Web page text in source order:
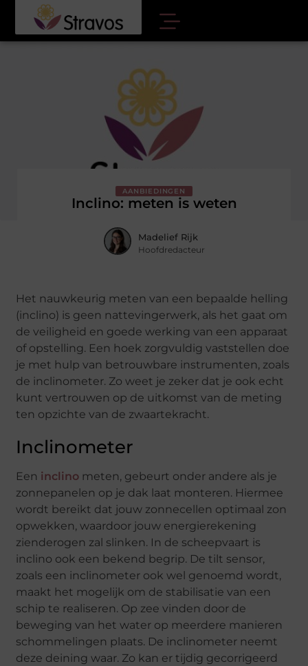
AANBIEDINGEN
Inclino: meten is weten
Madelief Rijk
Hoofdredacteur
Het nauwkeurig meten van een bepaalde helling
(inclino) is geen nattevingerwerk, als het gaat om
de veiligheid en goede werking van een apparaat
of opstelling. Een hoek zorgvuldig vaststellen doe
je met hulp van betrouwbare instrumenten, zoals
de inclinometer. Zo weet je zeker dat je ook echt
kunt vertrouwen op de uitkomst van de meting
ten opzichte van de zwaartekracht.
Inclinometer
Een inclino meten, gebeurt onder andere als je
zonnepanelen op je dak laat monteren. Hiermee
wordt bereikt dat jouw zonnecellen optimaal zon
opwekken, waardoor jouw energierekening
zienderogen zal slinken. In de scheepvaart is
inclino ook een bekend begrip. De tilt sensor,
zoals een inclinometer ook wel genoemd wordt,
maakt het mogelijk om de stabilisatie van een
schip te realiseren. Op zee vinden door de
beweging van het water op meerdere manieren
schommelingen plaats. De inclinometer neemt
deze deining waar. Zo kan er tijdig gecorrigeerd